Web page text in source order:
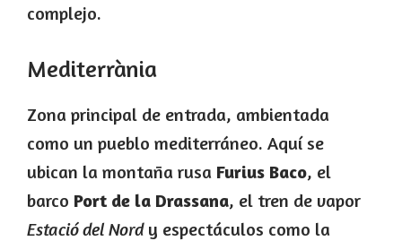
complejo.
Mediterrània
Zona principal de entrada, ambientada
como un pueblo mediterráneo. Aquí se
ubican la montaña rusa Furius Baco, el
barco Port de la Drassana, el tren de vapor
Estació del Nordy espectáculos como la